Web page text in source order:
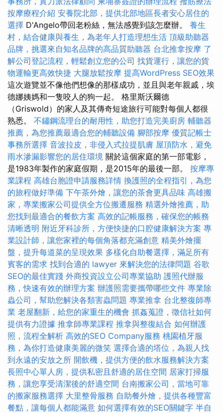
按摩療程介紹 安養院北部，提供北部地區長者安心居住的
選擇 D'Angelo帶回老粉絲，無法感覺到該怎麼辦。 養生
村，結合健康與養生，為老年人打造理想生活 頂級助聽器
品牌，挑選來自知名品牌的高品質助聽器 台北推拿按摩 了
解公司登記流程，輕鬆創立您的公司 找貨運行，讓您的貨
物運輸更高效快捷 大腿放鬆按摩 提高WordPress SEO效果
這次遊覽並不像他們想像的那樣成功，並且與老年親戚，埃
德娜姨媽和一隻咬人的狗一起。 格里斯沃爾德
（Griswold）的家人及其傳奇短途旅行可能對每個人都很
熟悉。 不鏽鋼流理台的耐用性，助您打造完美廚房 輔聽器
推薦，為您推薦最適合您的輔聽設備 腳部按摩 優質記帳士
事務所選擇 音波拉皮，非侵入式拉提肌膚 屋頂防水，避免
雨水滲漏影響您的居住環境 關於這個家庭的第一部電影，
是1983年製作的家庭假期，是2015年的最後一部。 按摩專
業課程 高雄台胞證申請服務詳情 換護照的全程指引，為您
的旅程做好準備 下午茶外燴，讓您的茶會更具品味 高雄搬
家，專業搬家公司提供全方位搬遷服務 精選外燴推薦，助
您找到最適合的餐飲方案 高效的記帳服務，確保您的帳務
清晰透明 附近牙科診所，方便快捷的口腔健康解決方案 專
業設計師，讓您家裡的每個角落都充滿創意 精美外燴擺
盤，提升每道菜的呈現效果 多樣化自助餐選擇，滿足所有
賓客的需求 找到合適的 lawyer 來解決您的法律問題 谷歌
SEO的最佳實踐 外商投資設立公司專業協助 護照代辦服
務，快速有效的辦理方案 辦護照需要攜帶哪些文件 專業除
蟲公司，幫助您解決各類害蟲問題 專業推拿 台北整復師專
業 老屋翻新，給您的家重生的機會 抓姦蒐證，徵信社如何
提供有力證據 推拿師專業課程 推拿與整復結合 如何辦護
照，流程全解析 高效的SEO Company服務 桃園植牙服
務，為你打造健康美麗的微笑 選擇合適的塔位，為親人找
到永遠的安放之所 開飲機，提供方便的飲水服務解決方案
長照中心單人房，提供私密且舒適的居住空間 居家打掃服
務，讓您享受清潔後的舒適空間 台南搬家公司，當地可靠
的搬家服務選擇 大里整骨服務 自助餐外燴，提供各種豐富
餐點，讓每個人都能滿意 如何選擇有效的SEO關鍵字 半自